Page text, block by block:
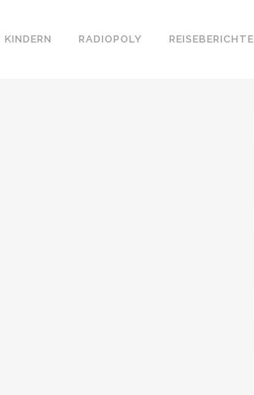
RADIOPOLY REISEBERICHTE